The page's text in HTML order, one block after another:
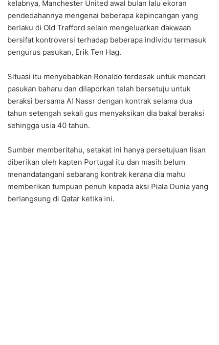
kelabnya, Manchester United awal bulan lalu ekoran
pendedahannya mengenai beberapa kepincangan yang
berlaku di Old Trafford selain mengeluarkan dakwaan
bersifat kontroversi terhadap beberapa individu termasuk
pengurus pasukan, Erik Ten Hag.
Situasi itu menyebabkan Ronaldo terdesak untuk mencari
pasukan baharu dan dilaporkan telah bersetuju untuk
beraksi bersama Al Nassr dengan kontrak selama dua
tahun setengah sekali gus menyaksikan dia bakal beraksi
sehingga usia 40 tahun.
Sumber memberitahu, setakat ini hanya persetujuan lisan
diberikan oleh kapten Portugal itu dan masih belum
menandatangani sebarang kontrak kerana dia mahu
memberikan tumpuan penuh kepada aksi Piala Dunia yang
berlangsung di Qatar ketika ini.